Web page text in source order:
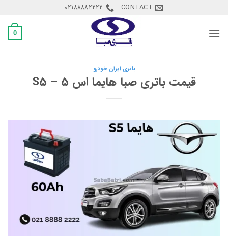
content
CONTACT
02188882222
0
باتری ایران خودرو
قیمت باتری صبا هایما اس 5 – S5